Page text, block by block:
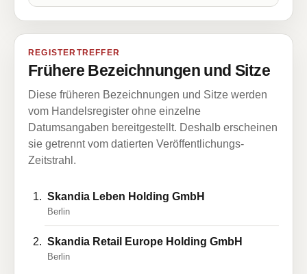
REGISTERTREFFER
Frühere Bezeichnungen und Sitze
Diese früheren Bezeichnungen und Sitze werden
vom Handelsregister ohne einzelne
Datumsangaben bereitgestellt. Deshalb erscheinen
sie getrennt vom datierten Veröffentlichungs-
Zeitstrahl.
Skandia Leben Holding GmbH
Berlin
Skandia Retail Europe Holding GmbH
Berlin